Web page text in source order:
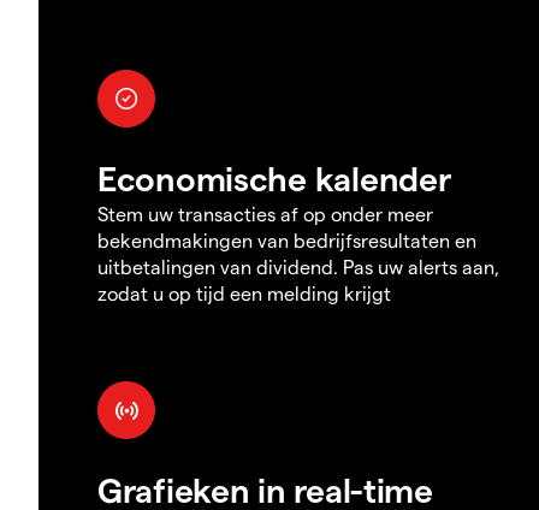
Economische kalender
Stem uw transacties af op onder meer
bekendmakingen van bedrijfsresultaten en
uitbetalingen van dividend. Pas uw alerts aan,
zodat u op tijd een melding krijgt
Grafieken in real-time